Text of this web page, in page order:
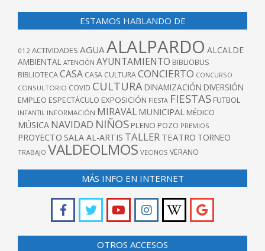
ESTAMOS HABLANDO DE
012 ACTIVIDADES AGUA ALALPARDO ALCALDE
AMBIENTAL ATENCIÓN AYUNTAMIENTO BIBLIOBUS
BIBLIOTECACASA CASA CULTURACONCIERTO CONCURSO
CONSULTORIO COVID CULTURA DINAMIZACIÓN DIVERSIÓN
EMPLEO ESPECTÁCULO EXPOSICIÓN FIESTA FIESTAS FUTBOL
INFANTIL INFORMACIÓN MIRAVAL MUNICIPAL MÉDICO
MÚSICA NAVIDAD NIÑOS PLENO POZO PREMIOS
PROYECTO SALA AL-ARTIS TALLER TEATRO TORNEO
TRABAJO VALDEOLMOS VECINOS VERANO
MÁS INFO EN INTERNET
OTROS ACCESOS